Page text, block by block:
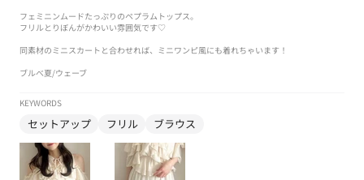
ブルべ夏/ウェーブ
フェミニンムードたっぷりのペプラムトップス。
フリルとりぼんがかわいい雰囲気です♡
同素材のミニスカートと合わせれば、ミニワンピ風にも着れちゃいます！
KEYWORDS
セットアップ フリル ブラウス